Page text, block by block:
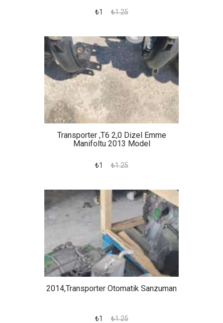
₺1 ₺1.25
Transporter ,t6 2,0 Dizel Emme
Manifoltu 2013 Model
₺1 ₺1.25
2014,transporter Otomatik Sanzuman
₺1 ₺1.25